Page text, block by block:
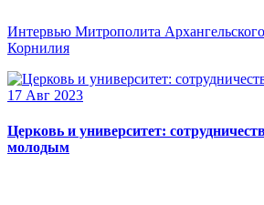
Интервью Митрополита
Корнилия
17 Авг 2023
Церковь и университет:
молодым